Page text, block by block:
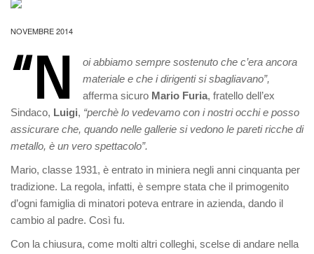
NOVEMBRE 2014
“N
oi abbiamo sempre sostenuto che c’era ancora
materiale e che i dirigenti si sbagliavano”,
afferma sicuro Mario Furia, fratello dell’ex
Sindaco, Luigi, “perchè lo vedevamo con i nostri occhi e posso
assicurare che, quando nelle gallerie si vedono le pareti ricche di
metallo, è un vero spettacolo”.
Mario, classe 1931, è entrato in miniera negli anni cinquanta per
tradizione. La regola, infatti, è sempre stata che il primogenito
d’ogni famiglia di minatori poteva entrare in azienda, dando il
cambio al padre. Così fu.
Con la chiusura, come molti altri colleghi, scelse di andare nella